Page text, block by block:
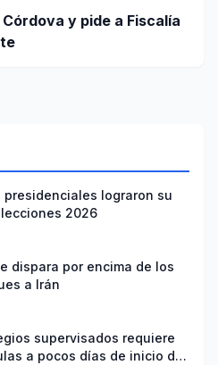
y pide a Fiscalía
presidenciales lograron su
2026
dispara por encima de los
a Irán
supervisados requiere
a pocos días de inicio del